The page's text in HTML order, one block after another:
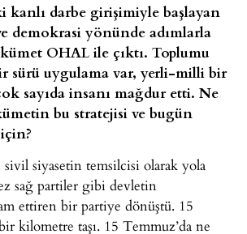
kanlı darbe girişimiyle başlayan
demokrasi yönünde adımlarla
OHAL ile çıktı. Toplumu
sürü uygulama var, yerli-milli bir
sayıda insanı mağdur etti. Ne
bu stratejisi ve bugün
sivil siyasetin temsilcisi olarak yola
sağ partiler gibi devletin
ettiren bir partiye dönüştü. 15
kilometre taşı. 15 Temmuz’da ne